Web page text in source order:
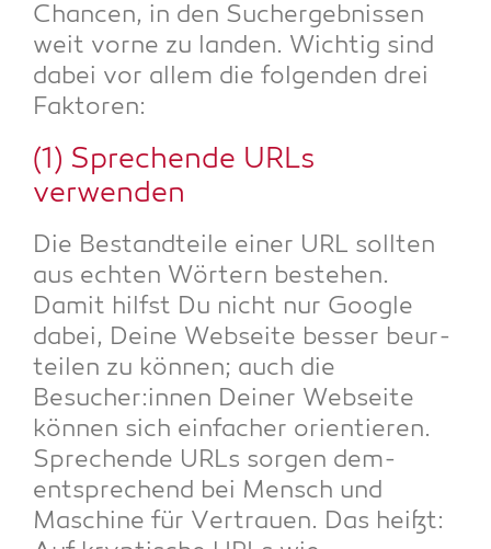
Chan­cen, in den Such­ergeb­nis­sen
weit vor­ne zu lan­den. Wich­tig sind
dabei vor allem die fol­gen­den drei
Faktoren:
(1) Spre­chen­de URLs
verwenden
Die Bestand­tei­le einer URL soll­ten
aus ech­ten Wör­tern bestehen.
Damit hilfst Du nicht nur Goog­le
dabei, Dei­ne Web­sei­te bes­ser beur­
tei­len zu kön­nen; auch die
Besucher:innen Dei­ner Web­sei­te
kön­nen sich ein­fa­cher ori­en­tie­ren.
Spre­chen­de URLs sor­gen dem­
entspre­chend bei Mensch und
Maschi­ne für Ver­trau­en. Das heißt: